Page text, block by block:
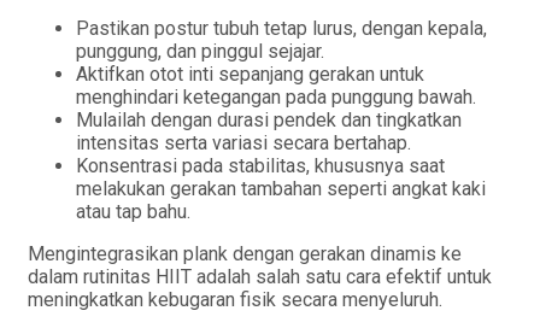
Pastikan postur tubuh tetap lurus, dengan kepala,
punggung, dan pinggul sejajar.
Aktifkan otot inti sepanjang gerakan untuk
menghindari ketegangan pada punggung bawah.
Mulailah dengan durasi pendek dan tingkatkan
intensitas serta variasi secara bertahap.
Konsentrasi pada stabilitas, khususnya saat
melakukan gerakan tambahan seperti angkat kaki
atau tap bahu.
Mengintegrasikan plank dengan gerakan dinamis ke
dalam rutinitas HIIT adalah salah satu cara efektif untuk
meningkatkan kebugaran fisik secara menyeluruh.